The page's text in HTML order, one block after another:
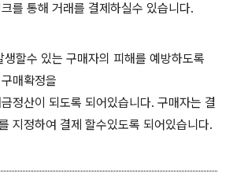
를 통해 거래를 결제하실수 있습니다.
할수 있는 구매자의 피해를 예방하도록
매확정을
정산이 되도록 되어있습니다. 구매자는 결
지정하여 결제 할수있도록 되어있습니다.